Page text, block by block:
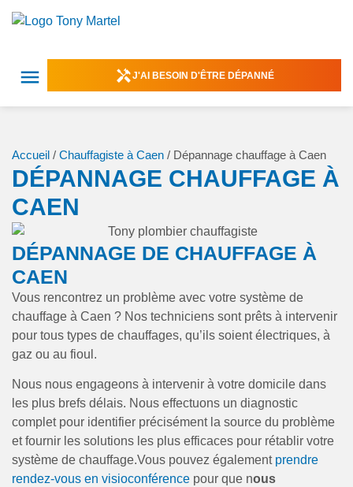
J'AI BESOIN D'ÊTRE DÉPANNÉ
Accueil / Chauffagiste à Caen / Dépannage chauffage à Caen
DÉPANNAGE CHAUFFAGE À
CAEN
DÉPANNAGE DE CHAUFFAGE À
CAEN
Vous rencontrez un problème avec votre système de
chauffage à Caen ? Nos techniciens sont prêts à intervenir
pour tous types de chauffages, qu’ils soient électriques, à
gaz ou au fioul.
Nous nous engageons à intervenir à votre domicile dans
les plus brefs délais. Nous effectuons un diagnostic
complet pour identifier précisément la source du problème
et fournir les solutions les plus efficaces pour rétablir votre
système de chauffage.Vous pouvez également prendre
rendez-vous en visioconférence pour que nous